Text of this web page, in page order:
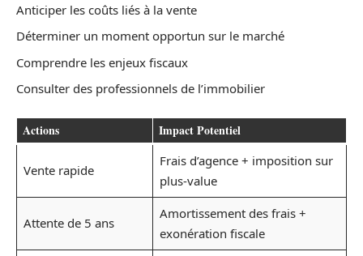
Anticiper les coûts liés à la vente
Déterminer un moment opportun sur le marché
Comprendre les enjeux fiscaux
Consulter des professionnels de l’immobilier
Actions Impact Potentiel
Vente rapide
Frais d’agence + imposition sur
plus-value
Attente de 5 ans
Amortissement des frais +
exonération fiscale